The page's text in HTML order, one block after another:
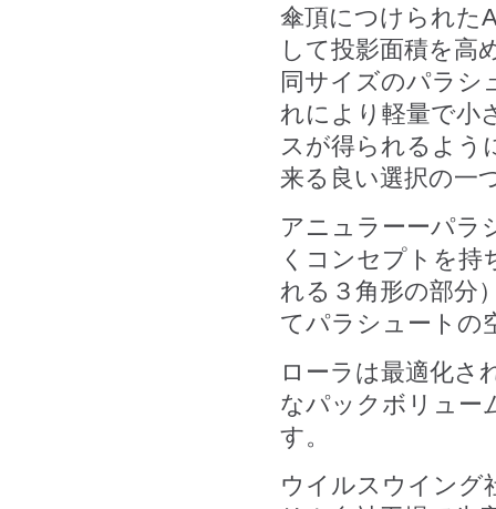
傘頂につけられた
して投影面積を高
同サイズのパラシ
れにより軽量で小
スが得られるよう
来る良い選択の一
アニュラーーパラ
くコンセプトを持
れる３角形の部分
てパラシュートの
ローラは最適化さ
なパックボリュー
す。
ウイルスウイング